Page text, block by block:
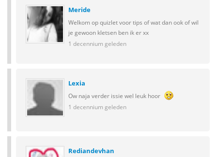
Meride
Welkom op quizlet voor tips of wat dan ook of wil
je gewoon kletsen ben ik er xx
1 decennium geleden
Lexia
Ow naja verder issie wel leuk hoor
1 decennium geleden
Rediandevhan